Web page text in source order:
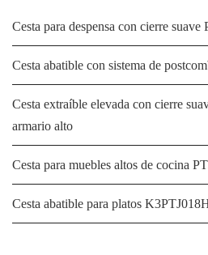
Cesta para despensa con cierre
Cesta abatible con sistema de
Cesta extraíble elevada con cierre
armario alto
Cesta para muebles altos de cocina
Cesta abatible para platos